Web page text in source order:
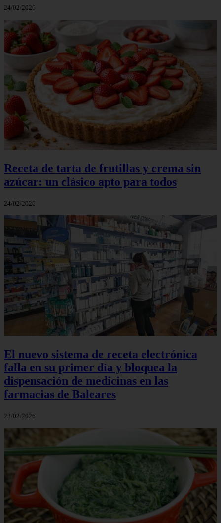
24/02/2026
Receta de tarta de frutillas y crema sin
azúcar: un clásico apto para todos
24/02/2026
El nuevo sistema de receta electrónica
falla en su primer día y bloquea la
dispensación de medicinas en las
farmacias de Baleares
23/02/2026